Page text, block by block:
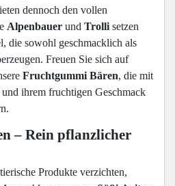
dennoch den vollen
Alpenbauer und Trolli setzen
die sowohl geschmacklich als
Freuen Sie sich auf
Fruchtgummi Bären, die mit
ihrem fruchtigen Geschmack
– Rein pflanzlicher
Produkte verzichten,